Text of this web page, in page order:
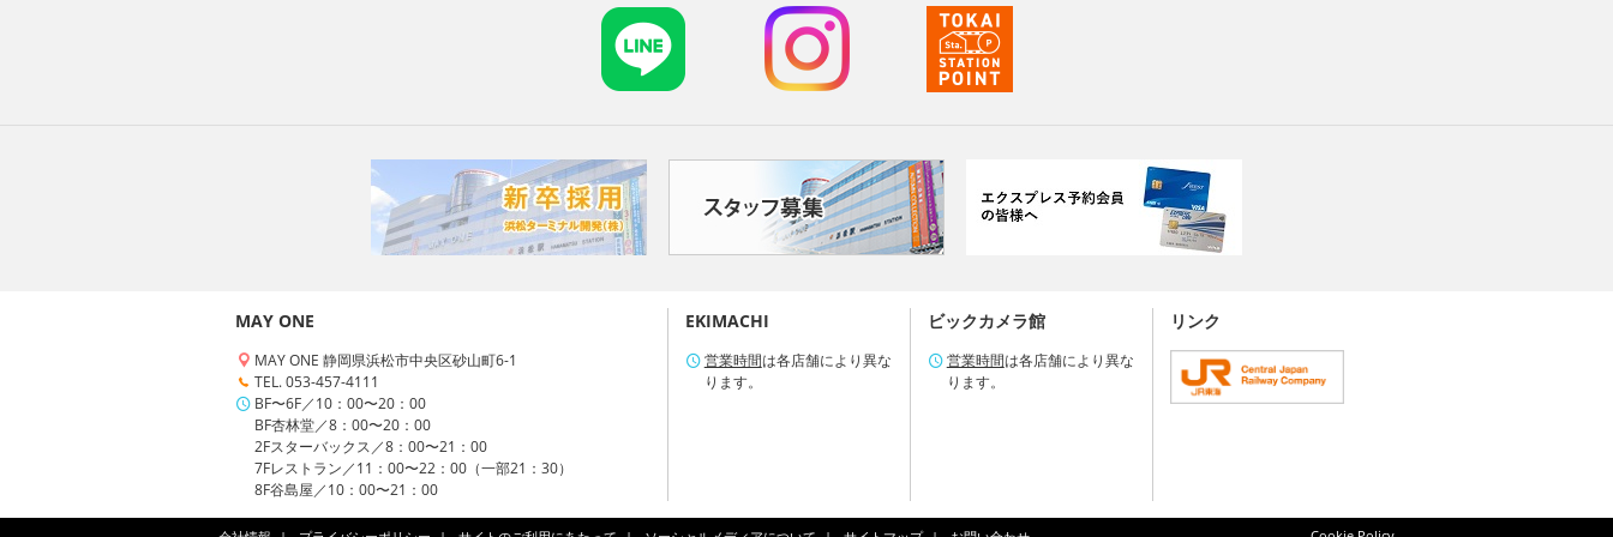
MAY ONE
MAY ONE 静岡県浜松市中央区砂山町6-1
TEL. 053-457-4111
BF〜6F／10：00〜20：00
BF杏林堂／8：00〜20：00
2Fスターバックス／8：00〜21：00
7Fレストラン／11：00〜22：00（一部21：30）
8F谷島屋／10：00〜21：00
EKIMACHI
営業時間は各店舗により異な
ります。
ビックカメラ館
営業時間は各店舗により異な
ります。
リンク